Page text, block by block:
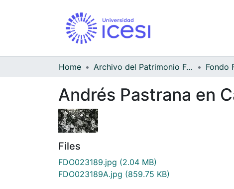
Home Archivo del Patrimonio Fotográfico y Fílmico del Valle del Cauca
Andrés Pastrana en
Files
FDO023189.jpg (2.04 MB)
FDO023189A.jpg (859.75 KB)